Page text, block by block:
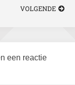
VOLGENDE
een reactie